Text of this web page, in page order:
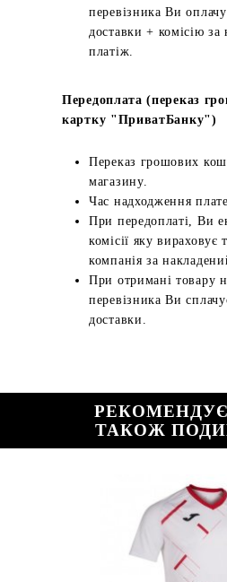
перевізника Ви
доставки + комісію за
платіж.
Передоплата (переказ
картку "ПриватБанку")
Переказ грошових
магазину.
Час надходження
При передоплаті, Ви
комісії яку вираховує
компанія за
При отримані товару
перевізника Ви
доставки.
ТАКОЖ